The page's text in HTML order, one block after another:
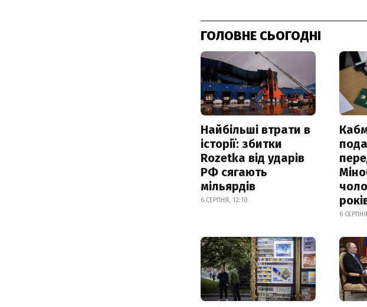
ГОЛОВНЕ СЬОГОДНІ
Найбільші втрати в
історії: збитки
Rozetka від ударів
РФ сягають
мільярдів
6 СЕРПНЯ, 12:10
6